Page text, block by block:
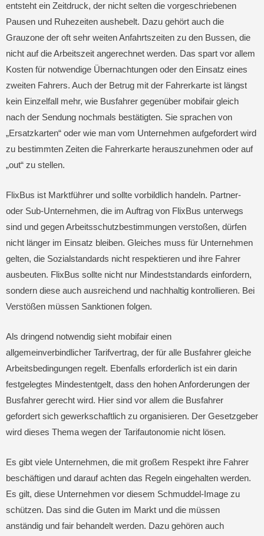
entsteht ein Zeitdruck, der nicht selten die vorgeschriebenen
Pausen und Ruhezeiten aushebelt. Dazu gehört auch die
Grauzone der oft sehr weiten Anfahrtszeiten zu den Bussen, die
nicht auf die Arbeitszeit angerechnet werden. Das spart vor allem
Kosten für notwendige Übernachtungen oder den Einsatz eines
zweiten Fahrers. Auch der Betrug mit der Fahrerkarte ist längst
kein Einzelfall mehr, wie Busfahrer gegenüber mobifair gleich
nach der Sendung nochmals bestätigten. Sie sprachen von
„Ersatzkarten“ oder wie man vom Unternehmen aufgefordert wird
zu bestimmten Zeiten die Fahrerkarte herauszunehmen oder auf
„out“ zu stellen.
FlixBus ist Marktführer und sollte vorbildlich handeln. Partner-
oder Sub-Unternehmen, die im Auftrag von FlixBus unterwegs
sind und gegen Arbeitsschutzbestimmungen verstoßen, dürfen
nicht länger im Einsatz bleiben. Gleiches muss für Unternehmen
gelten, die Sozialstandards nicht respektieren und ihre Fahrer
ausbeuten. FlixBus sollte nicht nur Mindeststandards einfordern,
sondern diese auch ausreichend und nachhaltig kontrollieren. Bei
Verstößen müssen Sanktionen folgen.
Als dringend notwendig sieht mobifair einen
allgemeinverbindlicher Tarifvertrag, der für alle Busfahrer gleiche
Arbeitsbedingungen regelt. Ebenfalls erforderlich ist ein darin
festgelegtes Mindestentgelt, dass den hohen Anforderungen der
Busfahrer gerecht wird. Hier sind vor allem die Busfahrer
gefordert sich gewerkschaftlich zu organisieren. Der Gesetzgeber
wird dieses Thema wegen der Tarifautonomie nicht lösen.
Es gibt viele Unternehmen, die mit großem Respekt ihre Fahrer
beschäftigen und darauf achten das Regeln eingehalten werden.
Es gilt, diese Unternehmen vor diesem Schmuddel-Image zu
schützen. Das sind die Guten im Markt und die müssen
anständig und fair behandelt werden. Dazu gehören auch